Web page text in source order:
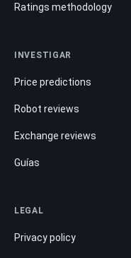
Ratings methodology
INVESTIGAR
Price predictions
Robot reviews
Exchange reviews
Guías
LEGAL
Privacy policy